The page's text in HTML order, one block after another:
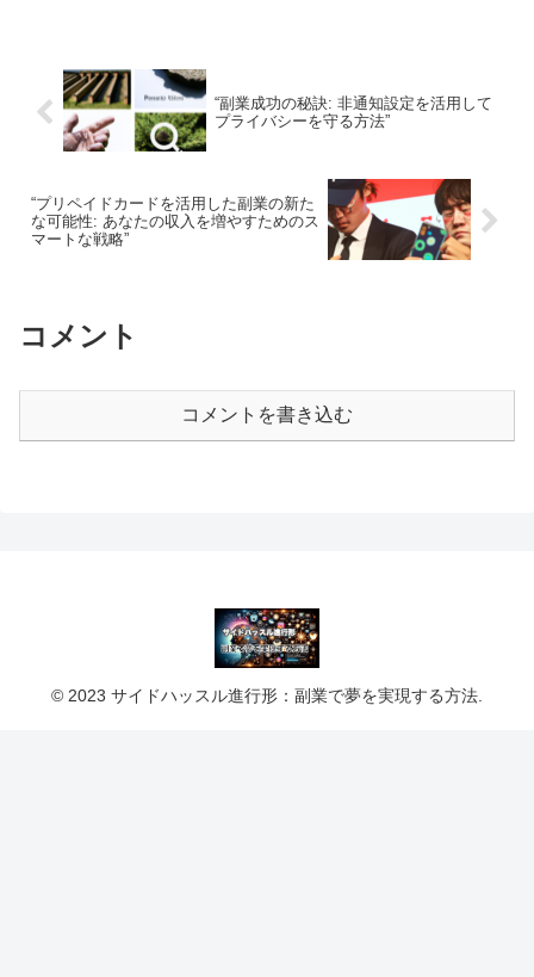
“副業成功の秘訣: 非通知設定を活用して
プライバシーを守る方法”
“プリペイドカードを活用した副業の新た
な可能性: あなたの収入を増やすためのス
マートな戦略”
コメント
コメントを書き込む
© 2023 サイドハッスル進行形：副業で夢を実現する方法.